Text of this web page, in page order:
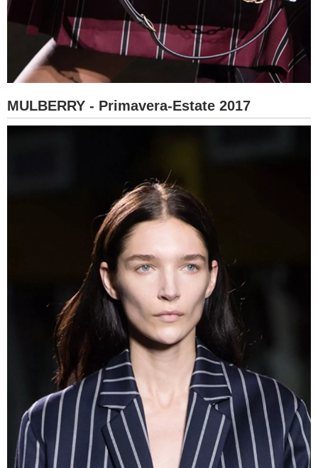
MULBERRY - Primavera-Estate 2017